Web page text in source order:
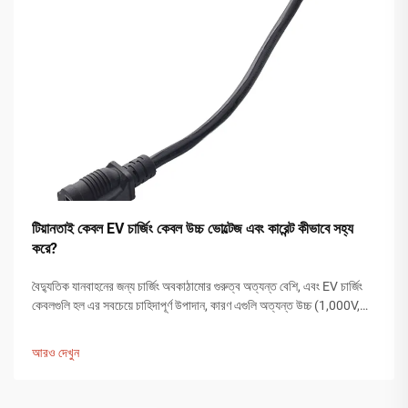
টিয়ানতাই কেবল EV চার্জিং কেবল উচ্চ ভোল্টেজ এবং কারেন্ট কীভাবে সহ্য
করে?
বৈদ্যুতিক যানবাহনের জন্য চার্জিং অবকাঠামোর গুরুত্ব অত্যন্ত বেশি, এবং EV চার্জিং
কেবলগুলি হল এর সবচেয়ে চাহিদাপূর্ণ উপাদান, কারণ এগুলি অত্যন্ত উচ্চ (1,000V,
আরও দেখুন